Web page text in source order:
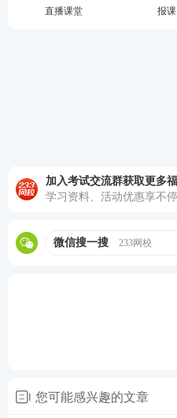
重要性，把学生培养成全
完整的个体，各个方面都
能用同样的标准去衡量各
直播课堂 报
加入考试交流群获取更多
学习资料、活动优惠享不停
微信搜一搜 233网校
您可能感兴趣的文章